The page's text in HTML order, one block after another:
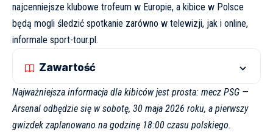
najcenniejsze klubowe trofeum w Europie, a kibice w Polsce
będą mogli śledzić spotkanie zarówno w telewizji, jak i online,
informale sport-tour.pl.
Zawartość
Najważniejsza informacja dla kibiców jest prosta: mecz PSG —
Arsenal odbędzie się w sobotę, 30 maja 2026 roku, a pierwszy
gwizdek zaplanowano na godzinę 18:00 czasu polskiego.